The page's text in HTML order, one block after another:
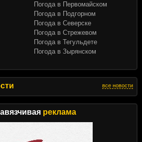
все новости
реклама
Погода в Первомайском
Погода в Подгорном
Погода в Северске
Погода в Стрежевом
Погода в Тегульдете
Погода в Зырянском